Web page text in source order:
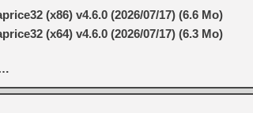
(x86) v4.6.0 (2026/07/17) (6.6 Mo)
(x64) v4.6.0 (2026/07/17) (6.3 Mo)